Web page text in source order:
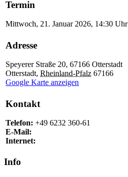
Termin
Mittwoch, 21. Januar 2026, 14:30 Uhr
Adresse
Speyerer Straße 20, 67166 Otterstadt
Otterstadt, Rheinland-Pfalz 67166
Google Karte anzeigen
Kontakt
Telefon: +49 6232 360-61
E-Mail:
Internet:
Info